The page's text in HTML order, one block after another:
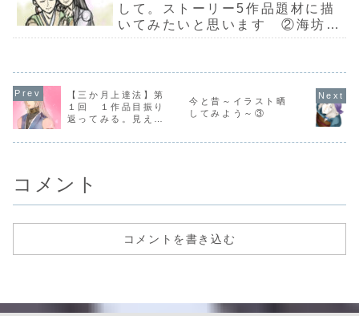
して。ストーリー5作品題材に描
いてみたいと思います ②海坊主
【三か月上達法】第
１回 １作品目振り
返ってみる。見えて
今と昔～イラスト晒
してみよう～③
コメント
コメントを書き込む